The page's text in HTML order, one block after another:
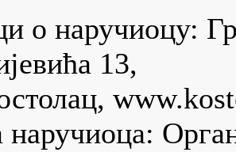
о наручиоцу:
13,